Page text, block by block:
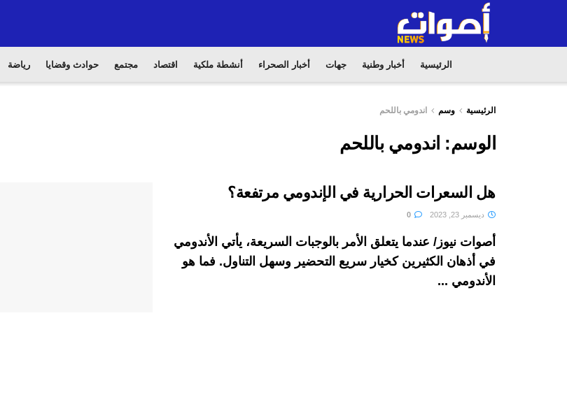
الرئيسية أخبار وطنية جهات أخبار الصحراء أنشطة ملكية اقتصاد مجتمع حوادث وقضايا رياضة
الرئيسية وسم اندومي باللحم
الوسم: اندومي باللحم
هل السعرات الحرارية في الإندومي مرتفعة؟
ديسمبر 23, 2023
أصوات نيوز/ عندما يتعلق الأمر بالوجبات السريعة، يأتي الأندومي
في أذهان الكثيرين كخيار سريع التحضير وسهل التناول. فما هو
الأندومي ...